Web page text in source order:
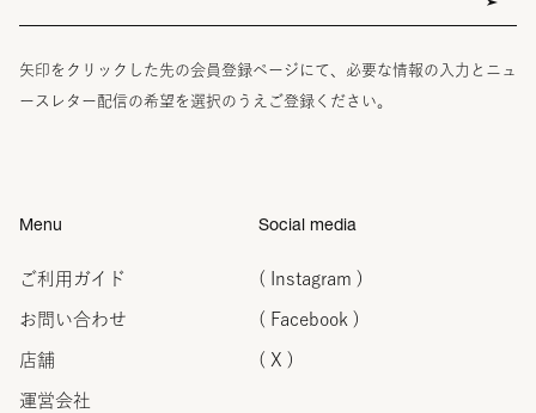
矢印をクリックした先の会員登録ページにて、必要な情報の入力とニュ
ースレター配信の希望を選択のうえご登録ください。
Menu
ご利用ガイド
お問い合わせ
店舗
運営会社
Social media
( Instagram )
( Facebook )
( X )